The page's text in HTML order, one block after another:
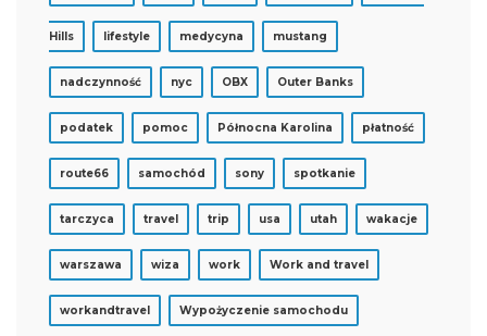
Hills lifestyle medycyna mustang
nadczynność nyc OBX Outer Banks
podatek pomoc Północna Karolina płatność
route66 samochód sony spotkanie
tarczyca travel trip usa utah wakacje
warszawa wiza work Work and travel
workandtravel Wypożyczenie samochodu